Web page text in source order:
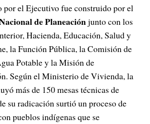
por el Ejecutivo fue construido por el
de Planeaciónjunto con los
Hacienda, Educación, Salud y
la Función Pública, la Comisión de
Potable y la Misión de
Según el Ministerio de Vivienda, la
más de 150 mesas técnicas de
su radicación surtió un proceso de
pueblos indígenas que se